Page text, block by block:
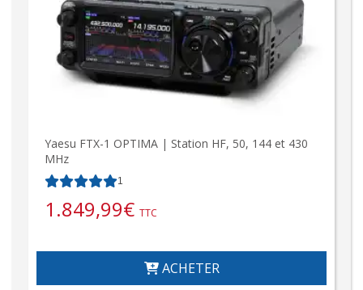
Yaesu FTX-1 OPTIMA | Station HF, 50, 144 et 430
MHz
1
1.849,99€ TTC
ACHETER